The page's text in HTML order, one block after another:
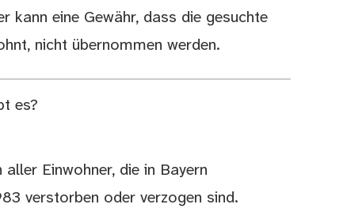
kann eine Gewähr, dass die gesuchte
nicht übernommen werden.
es?
Einwohner, die in Bayern
verstorben oder verzogen sind.